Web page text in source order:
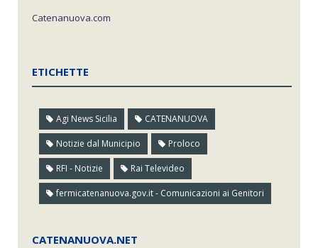
Catenanuova.com
ETICHETTE
Agi News Sicilia CATENANUOVA
Notizie dal Municipio Proloco
RFI - Notizie Rai Televideo
fermicatenanuova.gov.it - Comunicazioni ai Genitori
CATENANUOVA.NET